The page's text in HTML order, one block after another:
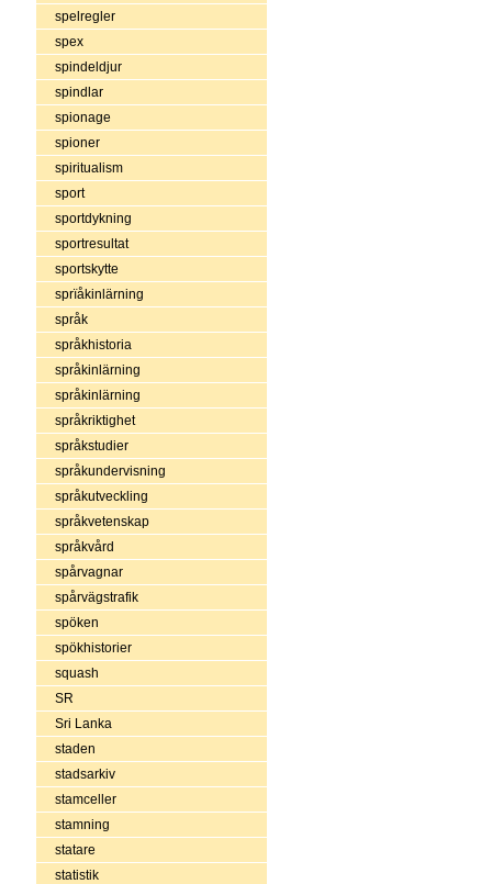
spelregler
spex
spindeldjur
spindlar
spionage
spioner
spiritualism
sport
sportdykning
sportresultat
sportskytte
sprïåkinlärning
språk
språkhistoria
språkinlärning
språkinlärning
språkriktighet
språkstudier
språkundervisning
språkutveckling
språkvetenskap
språkvård
spårvagnar
spårvägstrafik
spöken
spökhistorier
squash
SR
Sri Lanka
staden
stadsarkiv
stamceller
stamning
statare
statistik